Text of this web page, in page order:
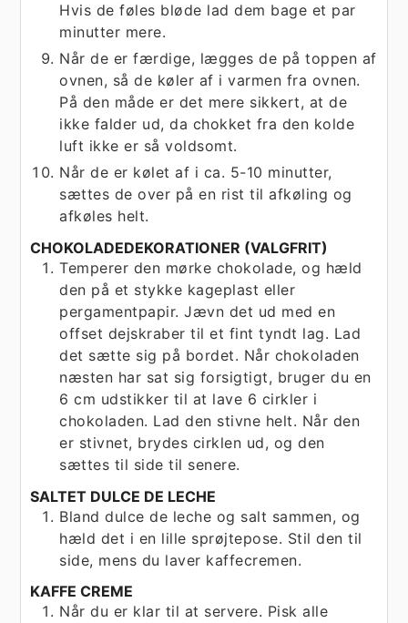
Hvis de føles bløde lad dem bage et par
minutter mere.
Når de er færdige, lægges de på toppen af
ovnen, så de køler af i varmen fra ovnen.
På den måde er det mere sikkert, at de
ikke falder ud, da chokket fra den kolde
luft ikke er så voldsomt.
Når de er kølet af i ca. 5-10 minutter,
sættes de over på en rist til afkøling og
afkøles helt.
CHOKOLADEDEKORATIONER (VALGFRIT)
Temperer den mørke chokolade, og hæld
den på et stykke kageplast eller
pergamentpapir. Jævn det ud med en
offset dejskraber til et fint tyndt lag. Lad
det sætte sig på bordet. Når chokoladen
næsten har sat sig forsigtigt, bruger du en
6 cm udstikker til at lave 6 cirkler i
chokoladen. Lad den stivne helt. Når den
er stivnet, brydes cirklen ud, og den
sættes til side til senere.
SALTET DULCE DE LECHE
Bland dulce de leche og salt sammen, og
hæld det i en lille sprøjtepose. Stil den til
side, mens du laver kaffecremen.
KAFFE CREME
Når du er klar til at servere. Pisk alle